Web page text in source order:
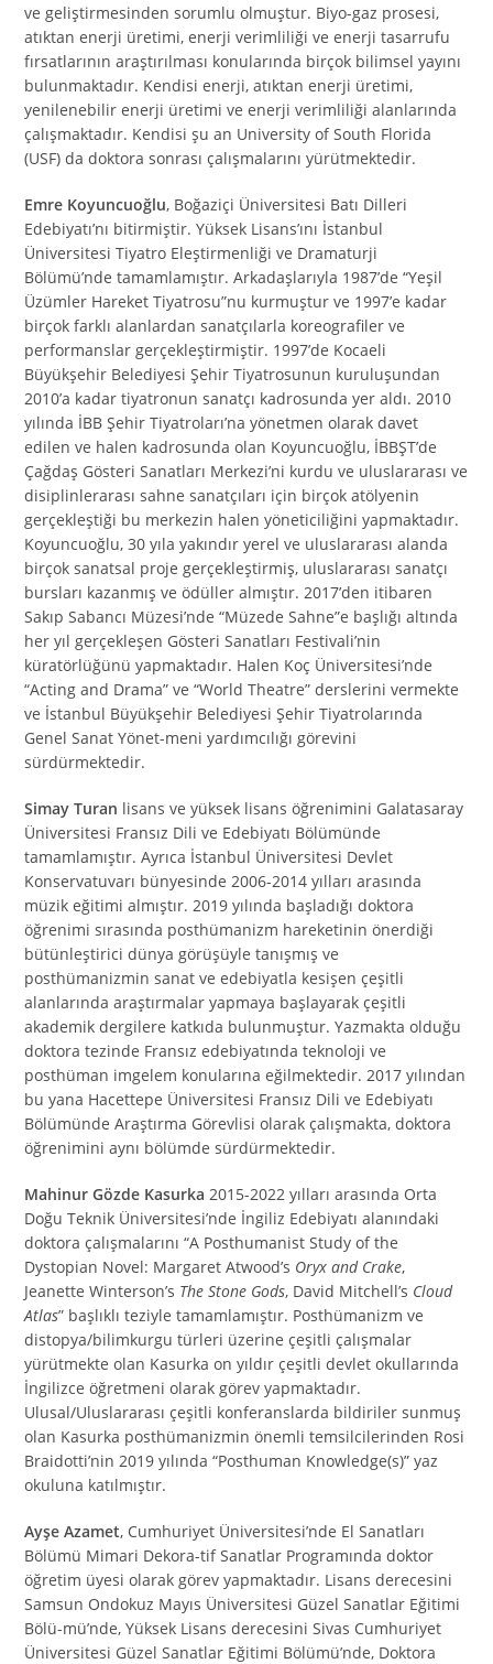
ve geliştirmesinden sorumlu olmuştur. Biyo-gaz prosesi,
atıktan enerji üretimi, enerji verimliliği ve enerji tasarrufu
fırsatlarının araştırılması konularında birçok bilimsel yayını
bulunmaktadır. Kendisi enerji, atıktan enerji üretimi,
yenilenebilir enerji üretimi ve enerji verimliliği alanlarında
çalışmaktadır. Kendisi şu an University of South Florida
(USF) da doktora sonrası çalışmalarını yürütmektedir.
Emre Koyuncuoğlu, Boğaziçi Üniversitesi Batı Dilleri
Edebiyatı’nı bitirmiştir. Yüksek Lisans’ını İstanbul
Üniversitesi Tiyatro Eleştirmenliği ve Dramaturji
Bölümü’nde tamamlamıştır. Arkadaşlarıyla 1987’de “Yeşil
Üzümler Hareket Tiyatrosu”nu kurmuştur ve 1997’e kadar
birçok farklı alanlardan sanatçılarla koreografiler ve
performanslar gerçekleştirmiştir. 1997’de Kocaeli
Büyükşehir Belediyesi Şehir Tiyatrosunun kuruluşundan
2010’a kadar tiyatronun sanatçı kadrosunda yer aldı. 2010
yılında İBB Şehir Tiyatroları’na yönetmen olarak davet
edilen ve halen kadrosunda olan Koyuncuoğlu, İBBŞT’de
Çağdaş Gösteri Sanatları Merkezi’ni kurdu ve uluslararası ve
disiplinlerarası sahne sanatçıları için birçok atölyenin
gerçekleştiği bu merkezin halen yöneticiliğini yapmaktadır.
Koyuncuoğlu, 30 yıla yakındır yerel ve uluslararası alanda
birçok sanatsal proje gerçekleştirmiş, uluslararası sanatçı
bursları kazanmış ve ödüller almıştır. 2017’den itibaren
Sakıp Sabancı Müzesi’nde “Müzede Sahne”e başlığı altında
her yıl gerçekleşen Gösteri Sanatları Festivali’nin
küratörlüğünü yapmaktadır. Halen Koç Üniversitesi’nde
“Acting and Drama” ve “World Theatre” derslerini vermekte
ve İstanbul Büyükşehir Belediyesi Şehir Tiyatrolarında
Genel Sanat Yönet-meni yardımcılığı görevini
sürdürmektedir.
Simay Turan lisans ve yüksek lisans öğrenimini Galatasaray
Üniversitesi Fransız Dili ve Edebiyatı Bölümünde
tamamlamıştır. Ayrıca İstanbul Üniversitesi Devlet
Konservatuvarı bünyesinde 2006-2014 yılları arasında
müzik eğitimi almıştır. 2019 yılında başladığı doktora
öğrenimi sırasında posthümanizm hareketinin önerdiği
bütünleştirici dünya görüşüyle tanışmış ve
posthümanizmin sanat ve edebiyatla kesişen çeşitli
alanlarında araştırmalar yapmaya başlayarak çeşitli
akademik dergilere katkıda bulunmuştur. Yazmakta olduğu
doktora tezinde Fransız edebiyatında teknoloji ve
posthüman imgelem konularına eğilmektedir. 2017 yılından
bu yana Hacettepe Üniversitesi Fransız Dili ve Edebiyatı
Bölümünde Araştırma Görevlisi olarak çalışmakta, doktora
öğrenimini aynı bölümde sürdürmektedir.
Mahinur Gözde Kasurka 2015-2022 yılları arasında Orta
Doğu Teknik Üniversitesi’nde İngiliz Edebiyatı alanındaki
doktora çalışmalarını “A Posthumanist Study of the
Dystopian Novel: Margaret Atwood’s Oryx and Crake,
Jeanette Winterson’s The Stone Gods, David Mitchell’s Cloud
Atlas” başlıklı teziyle tamamlamıştır. Posthümanizm ve
distopya/bilimkurgu türleri üzerine çeşitli çalışmalar
yürütmekte olan Kasurka on yıldır çeşitli devlet okullarında
İngilizce öğretmeni olarak görev yapmaktadır.
Ulusal/Uluslararası çeşitli konferanslarda bildiriler sunmuş
olan Kasurka posthümanizmin önemli temsilcilerinden Rosi
Braidotti’nin 2019 yılında “Posthuman Knowledge(s)” yaz
okuluna katılmıştır.
Ayşe Azamet, Cumhuriyet Üniversitesi’nde El Sanatları
Bölümü Mimari Dekora-tif Sanatlar Programında doktor
öğretim üyesi olarak görev yapmaktadır. Lisans derecesini
Samsun Ondokuz Mayıs Üniversitesi Güzel Sanatlar Eğitimi
Bölü-mü’nde, Yüksek Lisans derecesini Sivas Cumhuriyet
Üniversitesi Güzel Sanatlar Eğitimi Bölümü’nde, Doktora